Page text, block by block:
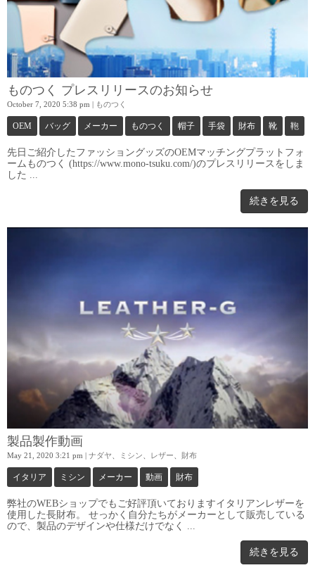
ものつく プレスリリースのお知らせ
October 7, 2020 5:38 pm ものつく
OEM バッグ メーカー ものつく 帽子 手袋 財布 靴 鞄
先日ご紹介したファッショングッズのOEMマッチングプラットフォ
ームものつく (https://www.mono-tsuku.com/)のプレスリリースをしま
した ...
続きを見る
製品製作動画
May 21, 2020 3:21 pm ナダヤ ミシン レザー 財布
イタリア ミシン メーカー 動画 財布
弊社のWEBショップでもご好評頂いておりますイタリアンレザーを
使用した長財布。 せっかく自分たちがメーカーとして販売している
ので、製品のデザインや仕様だけでなく ...
続きを見る